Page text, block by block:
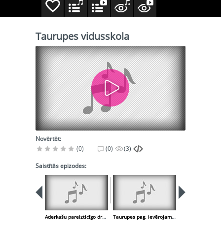
Taurupes vidusskola
Novērtēt:
(0)
(0) (3)
Saistītās epizodes:
Aderkašu pareizticīgo draudze,Taurupes katoļu draudze Taurupes pag. ievērojamie cilvēki